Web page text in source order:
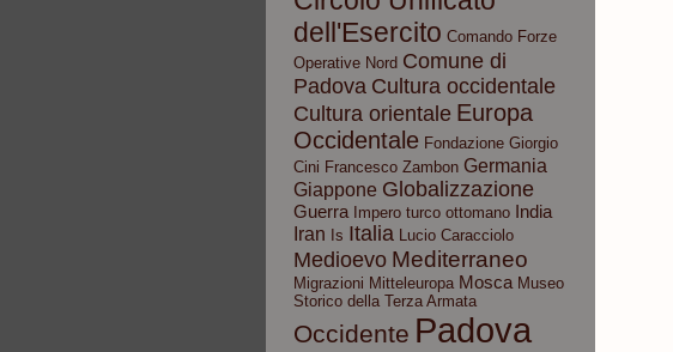
dell'Esercito Comando Forze
Operative Nord Comune di
Padova Cultura occidentale
Cultura orientale Europa
Occidentale Fondazione Giorgio
Cini Francesco Zambon Germania
Giappone Globalizzazione
Guerra Impero turco ottomano India
Iran Is Italia Lucio Caracciolo
Medioevo Mediterraneo
Migrazioni Mitteleuropa Mosca Museo
Storico della Terza Armata
Occidente Padova